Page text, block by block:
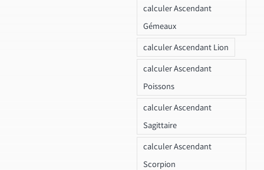
calculer Ascendant
Gémeaux
calculer Ascendant Lion
calculer Ascendant
Poissons
calculer Ascendant
Sagittaire
calculer Ascendant
Scorpion